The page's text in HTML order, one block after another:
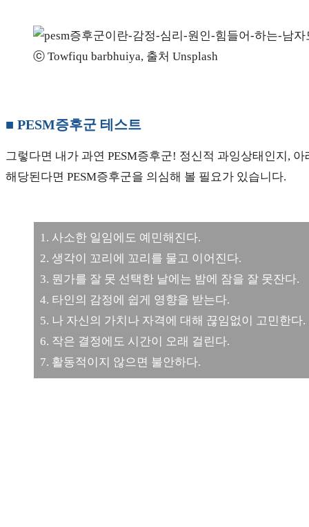
ⓒ Towfiqu barbhuiya, 출처 Unsplash
■ PESM증후군 테스트
그렇다면 내가 과연 PESM증후군! 정신적 과잉상태인지,
해당된다면 PESM증후군을 의심해 볼 필요가 있습니다.
1. 사소한 일임에도 예민해진다.
2. 생각이 꼬리에 꼬리를 물고 이어진다.
3. 뭔가를 잘 못 선택한 날에는 밤에 잠을 잘 못잔다.
4. 타인의 감정에 쉽게 영향을 받는다.
5. 나 자신의 가치나 자격에 대해 끊임없이 고민한다.
6. 작은 결정에도 시간이 오래 걸린다.
7. 활동적이지 않으면 불안하다.